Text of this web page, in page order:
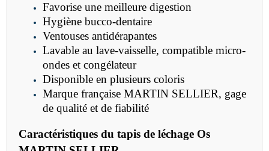
Favorise une meilleure digestion
Hygiène bucco-dentaire
Ventouses antidérapantes
Lavable au lave-vaisselle, compatible micro-
ondes et congélateur
Disponible en plusieurs coloris
Marque française MARTIN SELLIER, gage
de qualité et de fiabilité
Caractéristiques du tapis de léchage Os